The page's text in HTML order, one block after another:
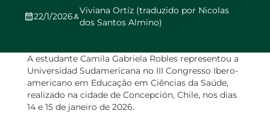
22/1/2026
Viviana Ortíz (traduzido por Nicolas
dos Santos Almino)
A estudante Camila Gabriela Robles representou a
Universidad Sudamericana no III Congresso Ibero-
americano em Educação em Ciências da Saúde,
realizado na cidade de Concepción, Chile, nos dias
14 e 15 de janeiro de 2026.